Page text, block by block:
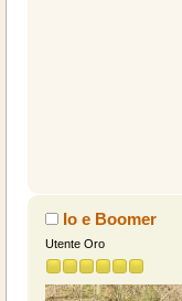
Io e Boomer
Utente Oro